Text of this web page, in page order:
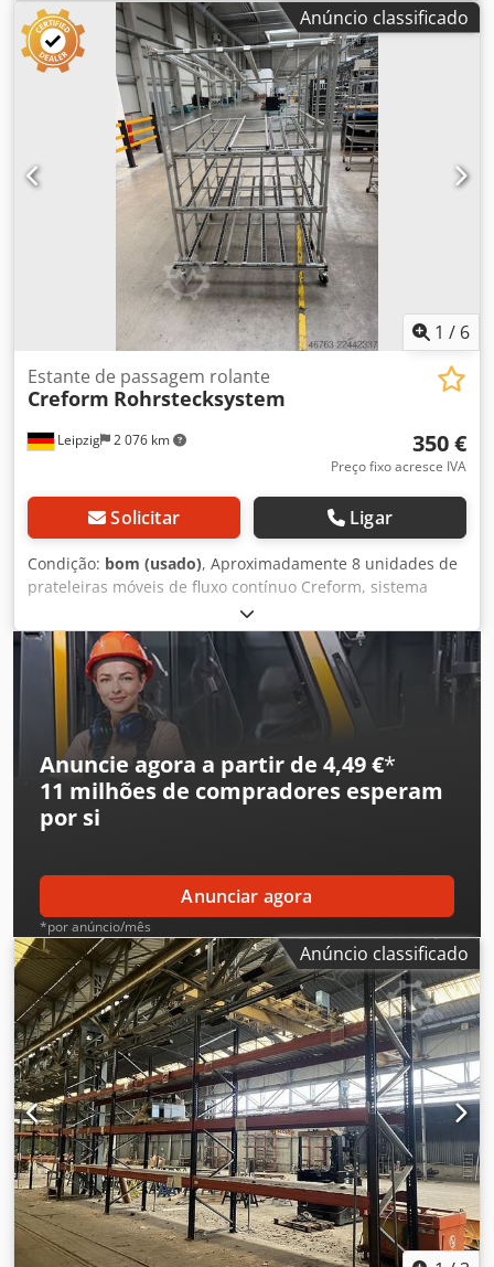
Fabricante: Creform Tipo: Sistema de tubos encaixáveis
Crodpfxozp Rn Ij Amvsf Ano de fabricação: desconhecido
Dimensões: aproximadamente: 180x180x200 cm 2 canais 9
rodízios com travão Barras de roletes Estado: bom
Disponibilidade: imediata Localização: Leipzig
Anúncio classificado
1 / 6
Leipzig 2 076 km
Estante de passagem rolante
Creform Rohrstecksystem
350 €
Preço fixo acresce IVA
Solicitar Ligar
Condição: bom (usado), Aproximadamente 8 unidades de
prateleiras móveis de fluxo contínuo Creform, sistema
FIFO, estrutura de absorção/montagem com níveis de fluxo
– usadas: Preço por unidade, no local: 350 € (preço
líquido)! Fabricante: Creform Tipo: Sistema de tubos de
encaixe Ano de fabricação: desconhecido Dimensões:
aproximadamente: 200x130x200 cm 1 canal 8 rodízios com
travão Barras de roletes Cedpfjzp Rnbsx Amverf Estado:
bom Disponibilidade: imediata Localização: Leipzig
Anuncie agora a partir de 4,49 €*
11 milhões de compradores esperam
por si
Anunciar agora
*por anúncio/mês
Anúncio classificado